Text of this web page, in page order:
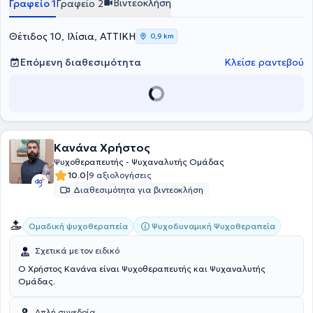
Γραφείο 1Γραφείο 2 Βιντεοκλήση
Θέτιδος 10, Ιλίσια, ΑΤΤΙΚΗ 0,9 km
Επόμενη διαθεσιμότητα Κλείσε ραντεβού
Κανάνα Χρήστος
Ψυχοθεραπευτής - Ψυχαναλυτής Ομάδας
10.0|9 αξιολογήσεις
Διαθεσιμότητα για βιντεοκλήση
Ομαδική ψυχοθεραπεία Ψυχοδυναμική Ψυχοθεραπεία
Σχετικά με τον ειδικό
Ο Χρήστος Κανάνα είναι Ψυχοθεραπευτής και Ψυχαναλυτής
Ομάδας.